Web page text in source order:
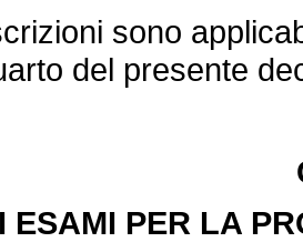
sono
del presente
ESAMI PER LA